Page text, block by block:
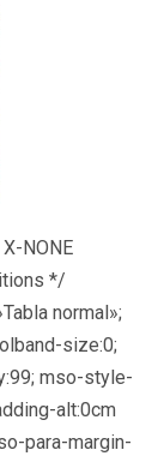
NONE
*/
normal»;
size:0;
mso-style-
alt:0cm
para-margin-